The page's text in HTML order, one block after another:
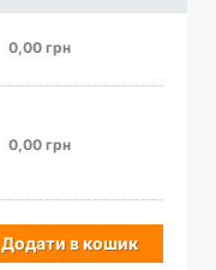
0,00 грн
0,00 грн
Додати в кошик